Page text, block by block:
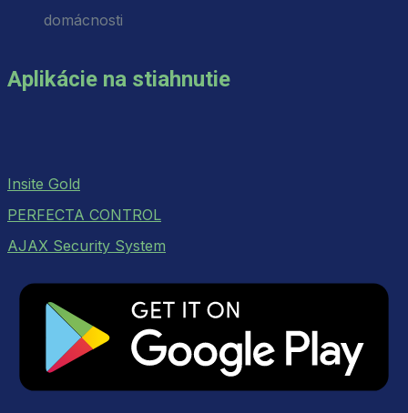
domácnosti
Aplikácie na stiahnutie
Insite Gold
PERFECTA CONTROL
AJAX Security System